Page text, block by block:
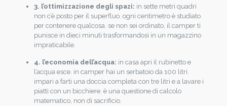
3. l’ottimizzazione degli spazi: in sette metri quadri
non c’è posto per il superfluo. ogni centimetro è studiato
per contenere qualcosa. se non sei ordinato, il camper ti
punisce in dieci minuti trasformandosi in un magazzino
impraticabile.
4. l’economia dell’acqua: in casa apri il rubinetto e
l’acqua esce. in camper hai un serbatoio da 100 litri.
impari a farti una doccia completa con tre litri e a lavare i
piatti con un bicchiere. è una questione di calcolo
matematico, non di sacrificio.